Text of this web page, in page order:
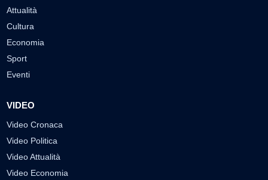
Attualità
Cultura
Economia
Sport
Eventi
VIDEO
Video Cronaca
Video Politica
Video Attualità
Video Economia